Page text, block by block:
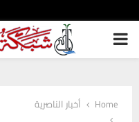
PRIMARY
Home
أخبار الناصرية